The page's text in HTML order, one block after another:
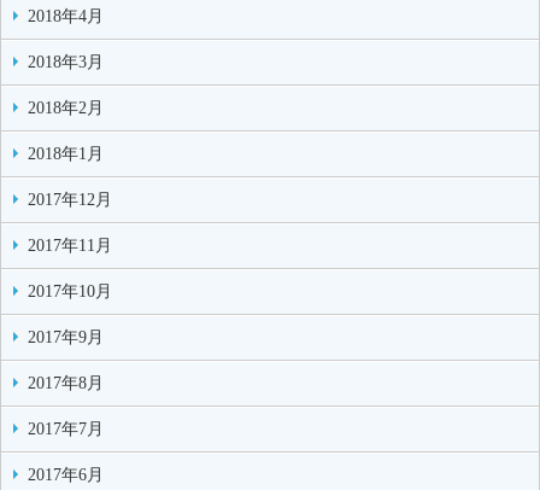
2018年4月
2018年3月
2018年2月
2018年1月
2017年12月
2017年11月
2017年10月
2017年9月
2017年8月
2017年7月
2017年6月